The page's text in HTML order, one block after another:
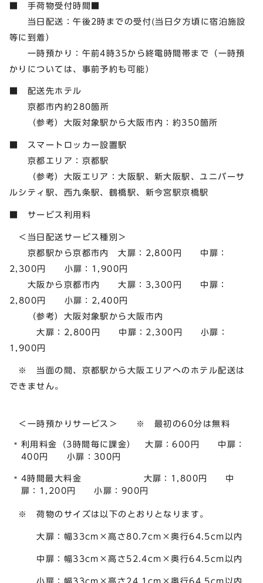
■ 手荷物受付時間■
当日配送：午後2時までの受付(当日夕方頃に宿泊施設
等に到着）
一時預かり：午前4時35から終電時間帯まで（一時預
かりについては、事前予約も可能）
■ 配送先ホテル
京都市内約280箇所
（参考）大阪対象駅から大阪市内：約350箇所
■ スマートロッカー設置駅
京都エリア：京都駅
（参考）大阪エリア：大阪駅、新大阪駅、ユニバーサ
ルシティ駅、西九条駅、鶴橋駅、新今宮駅京橋駅
■ サービス利用料
＜当日配送サービス種別＞
京都駅から京都市内 大扉：2,800円 中扉：
2,300円 小扉：1,900円
大阪から京都市内 大扉：3,300円 中扉：
2,800円 小扉：2,400円
（参考）大阪対象駅から大阪市内
大扉：2,800円 中扉：2,300円 小扉：
1,900円
※ 当面の間、京都駅から大阪エリアへのホテル配送は
できません。
＜一時預かりサービス＞ ※ 最初の60分は無料
利用料金（3時間毎に課金） 大扉：600円 中扉：
400円 小扉：300円
4時間最大料金 大扉：1,800円 中
扉：1,200円 小扉：900円
※ 荷物のサイズは以下のとおりとなります。
大扉：幅33cm×高さ80.7cm×奥行64.5cm以内
中扉：幅33cm×高さ52.4cm×奥行64.5cm以内
小扉：幅33cm×高さ24.1cm×奥行64.5cm以内